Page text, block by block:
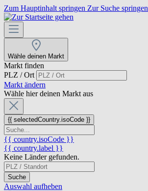
Zum Hauptinhalt springen Zur Suche springen
Wähle deinen Markt
Markt finden
PLZ / Ort
Markt ändern
Wähle hier deinen Markt aus
{{ selectedCountry.isoCode }}
{{ country.isoCode }}
{{ country.label }}
Keine Länder gefunden.
Suche
Auswahl aufheben